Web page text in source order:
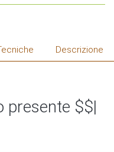
Descrizione
presente $$|